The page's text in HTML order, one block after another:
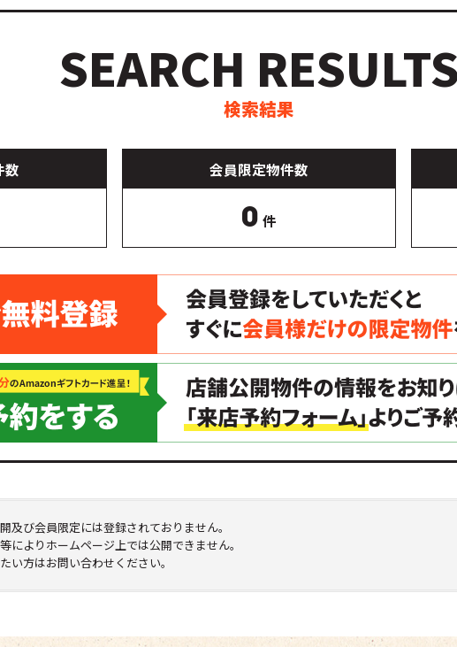
SEARCH
検索結果
数 会員限定物件数
0 件
及び会員限定には登録されておりません。
によりホームページ上では公開できません。
い方はお問い合わせください。